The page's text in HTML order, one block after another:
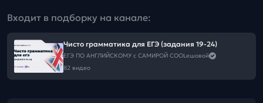
Входит в подборку на канале:
Чисто грамматика для ЕГЭ (задания 19-24)
ЕГЭ ПО АНГЛИЙСКОМУ с САМИРОЙ COOLешовой
82 видео